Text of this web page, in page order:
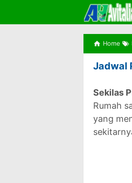
Home
Jadwal
Sekilas
Rumah
yang